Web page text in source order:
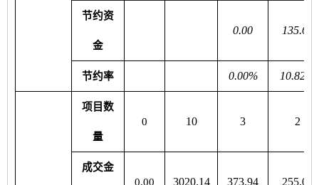
节约资
金
0.00 135.67
节约率 0.00% 10.82%
项目数
量
0 10 3 2
成交金
0.00 3020.14 373.94 255.00